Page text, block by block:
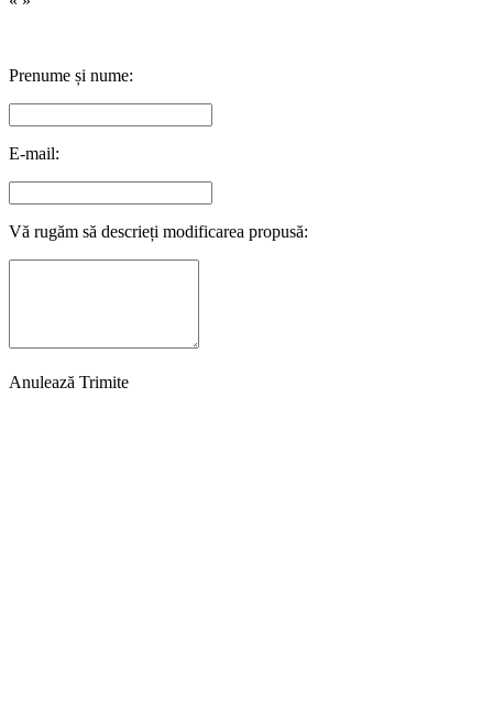
Prenume și nume:
E-mail:
Vă rugăm să descrieți modificarea propusă:
Anulează Trimite